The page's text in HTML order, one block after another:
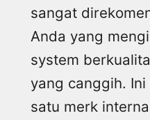
sangat
Anda yang
system
yang canggih.
satu merk